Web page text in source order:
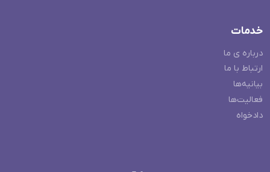
خدمات
درباره ی ما
ارتباط با ما
بیانیه‌ها
فعالیت‌ها
دادخواه